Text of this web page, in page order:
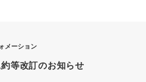
メーション
等改訂のお知らせ